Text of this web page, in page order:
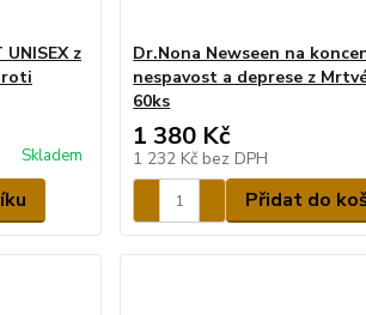
z
Skladem
Dr.Nona Newseen na
nespavost a deprese z
60ks
1 380 Kč
1 232 Kč bez DPH
Přidat do